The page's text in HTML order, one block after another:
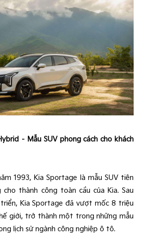
– Mẫu SUV phong cách cho khách
1993, Kia Sportage là mẫu SUV tiên
thành công toàn cầu của Kia. Sau
Kia Sportage đã vượt mốc 8 triệu
giới, trở thành một trong những mẫu
lịch sử ngành công nghiệp ô tô.